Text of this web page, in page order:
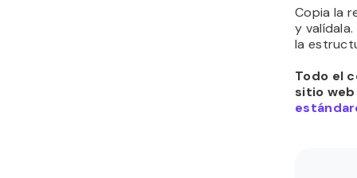
Copia la
y
la
Todo el
sitio